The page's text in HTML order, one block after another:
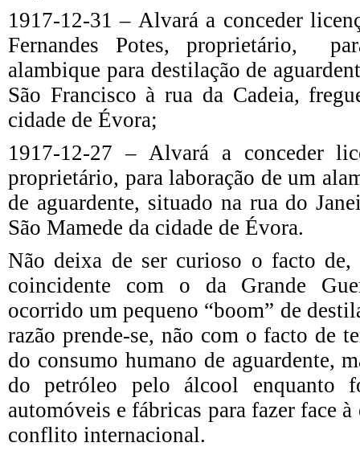
1917-12-31 – Alvará a conceder
Fernandes Potes, proprietário,
alambique para destilação de
São Francisco à rua da Cadeia,
cidade de Évora;
1917-12-27 – Alvará a conceder
proprietário, para laboração de um
de aguardente, situado na rua do
São Mamede da cidade de Évora.
Não deixa de ser curioso o facto de,
coincidente com o da Grande
ocorrido um pequeno “boom” de
razão prende-se, não com o facto de
do consumo humano de aguardente,
do petróleo pelo álcool enquanto
automóveis e fábricas para fazer face à
conflito internacional.